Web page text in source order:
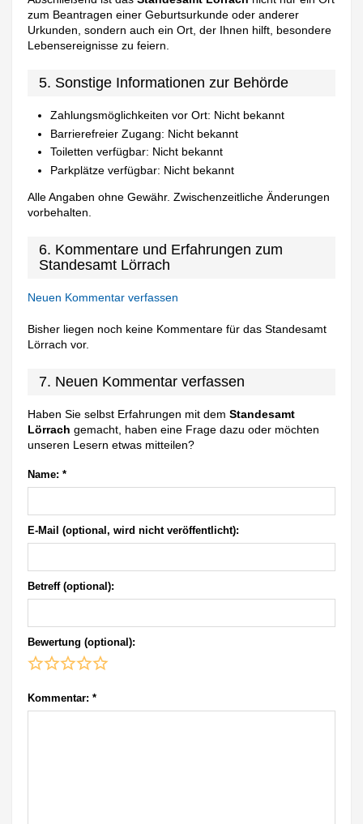
zum Beantragen einer Geburtsurkunde oder anderer
Urkunden, sondern auch ein Ort, der Ihnen hilft, besondere
Lebensereignisse zu feiern.
5. Sonstige Informationen zur Behörde
Zahlungsmöglichkeiten vor Ort: Nicht bekannt
Barrierefreier Zugang: Nicht bekannt
Toiletten verfügbar: Nicht bekannt
Parkplätze verfügbar: Nicht bekannt
Alle Angaben ohne Gewähr. Zwischenzeitliche Änderungen
vorbehalten.
6. Kommentare und Erfahrungen zum
Standesamt Lörrach
Neuen Kommentar verfassen
Bisher liegen noch keine Kommentare für das Standesamt
Lörrach vor.
7. Neuen Kommentar verfassen
Haben Sie selbst Erfahrungen mit demStandesamt
Lörrach gemacht, haben eine Frage dazu oder möchten
unseren Lesern etwas mitteilen?
Name: *
E-Mail (optional, wird nicht veröffentlicht):
Betreff (optional):
Bewertung (optional):
Kommentar: *